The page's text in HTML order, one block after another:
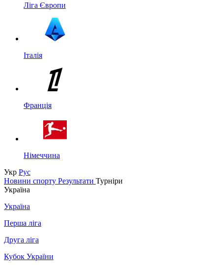
Ліга Європи
Італія
Франція
Німеччина
Укр Рус
Новини спорту Результати Турніри
Україна
Україна
Перша ліга
Друга ліга
Кубок України